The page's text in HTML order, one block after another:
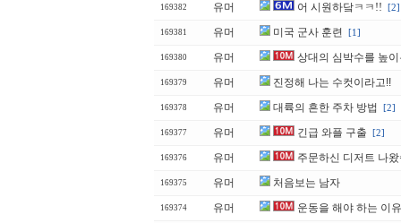
169382 유머 어 시원하닼ㅋㅋ!! [2]
169381 유머 미국 군사 훈련 [1]
169380 유머 상대의 심박수를 높
169379 유머 진정해 나는 수컷이라고!!
169378 유머 대륙의 흔한 주차 방법 [2]
169377 유머 긴급 와플 구출 [2]
169376 유머 주문하신 디저트 나
169375 유머 처음보는 남자
169374 유머 운동을 해야 하는 이유